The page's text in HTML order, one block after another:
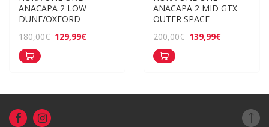
ANACAPA 2 LOW
DUNE/OXFORD
180,00€ 129,99€
ANACAPA 2 MID GTX
OUTER SPACE
200,00€ 139,99€